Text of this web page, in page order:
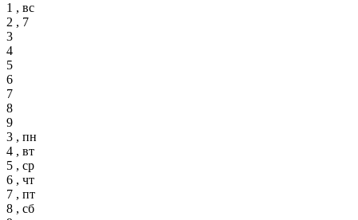
1 , вс
2 , 7
3
4
5
6
7
8
9
3 , пн
4 , вт
5 , ср
6 , чт
7 , пт
8 , сб